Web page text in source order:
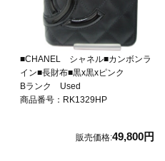
■CHANEL シャネル■カンボンラ
イン■長財布■黒x黒xピンク
Bランク Used
商品番号：RK1329HP
販売価格:49,800円